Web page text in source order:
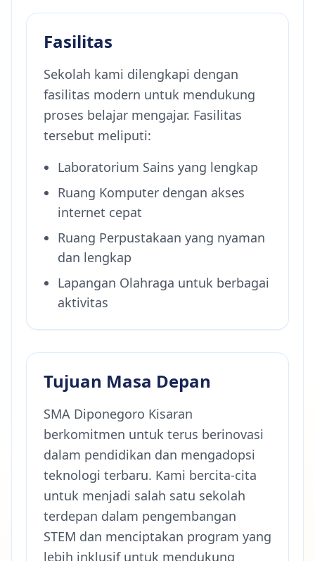
Fasilitas
Sekolah kami dilengkapi dengan
fasilitas modern untuk mendukung
proses belajar mengajar. Fasilitas
tersebut meliputi:
Laboratorium Sains yang lengkap
Ruang Komputer dengan akses
internet cepat
Ruang Perpustakaan yang nyaman
dan lengkap
Lapangan Olahraga untuk berbagai
aktivitas
Tujuan Masa Depan
SMA Diponegoro Kisaran
berkomitmen untuk terus berinovasi
dalam pendidikan dan mengadopsi
teknologi terbaru. Kami bercita-cita
untuk menjadi salah satu sekolah
terdepan dalam pengembangan
STEM dan menciptakan program yang
lebih inklusif untuk mendukung